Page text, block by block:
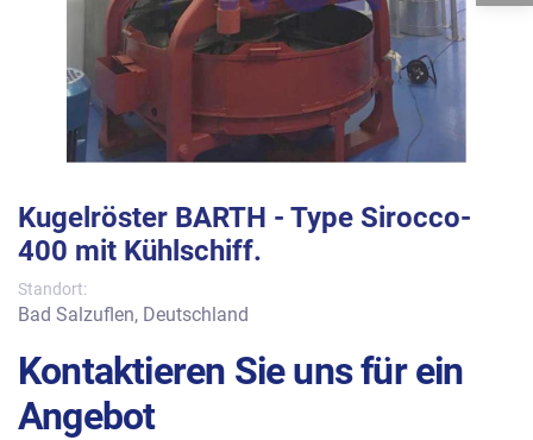
Kugelröster BARTH - Type Sirocco-
400 mit Kühlschiff.
Standort:
Bad Salzuflen, Deutschland
Kontaktieren Sie uns für ein
Angebot